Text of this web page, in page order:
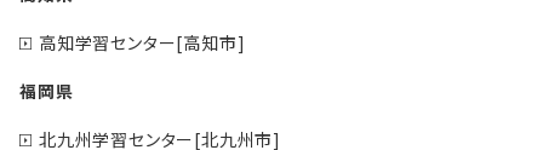
高知学習センター[高知市]
福岡県
北九州学習センター[北九州市]